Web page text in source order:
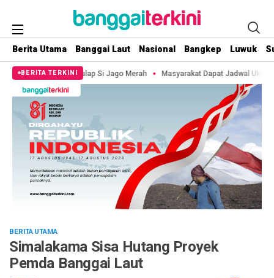
Berita Utama Banggai Laut Nasional Bangkep Luwuk
BERITA TERKINI
Jago Merah Masyarakat Dapat Jadwal Ukur Tanah yang Lebih Jelas
BERITA UTAMA
Simalakama Sisa Hutang Proyek
Pemda Banggai Laut